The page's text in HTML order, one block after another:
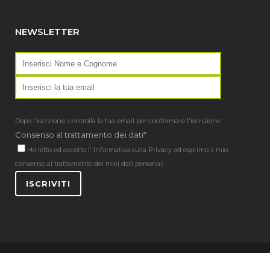
NEWSLETTER
Dopo l'iscrzione, controlla la tua email per confermare l'iscrizione
Consenso al trattamento dei dati*
Ho letto ed accetto l' Informativa sulla Privacy ed esprimo il mio
consenso al trattamento dei miei dati personali
ISCRIVITI